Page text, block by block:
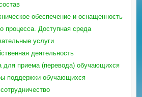
обеспечение и оснащенность
процесса. Доступная среда
услуги
деятельность
для приема (перевода) обучающихся
поддержки обучающихся